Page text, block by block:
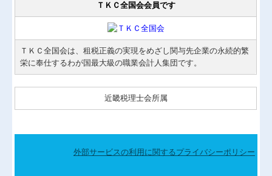
ＴＫＣ全国会会員です
ＴＫＣ全国会は、租税正義の実現をめざし関与先企業の永続的繁
栄に奉仕するわが国最大級の職業会計人集団です。
近畿税理士会所属
外部サービスの利用に関するプライバシーポリシー